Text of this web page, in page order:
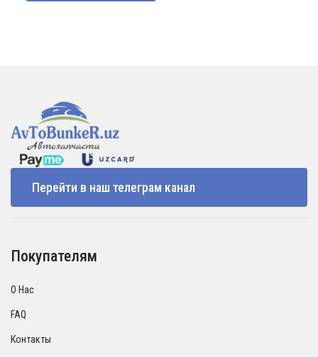
Перейти в наш телеграм канал
Покупателям
О Нас
FAQ
Контакты